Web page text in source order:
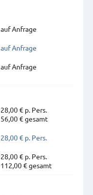
auf Anfrage
auf Anfrage
auf Anfrage
28,00 € p. Pers.
56,00 € gesamt
28,00 € p. Pers.
28,00 € p. Pers.
112,00 € gesamt